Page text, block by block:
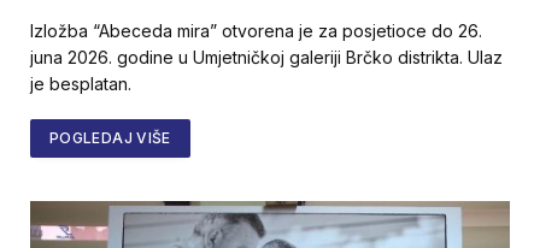
Izložba “Abeceda mira” otvorena je za posjetioce do 26.
juna 2026. godine u Umjetničkoj galeriji Brčko distrikta. Ulaz
je besplatan.
POGLEDAJ VIŠE